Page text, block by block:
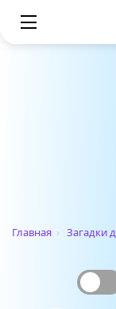
Главная › Загадки